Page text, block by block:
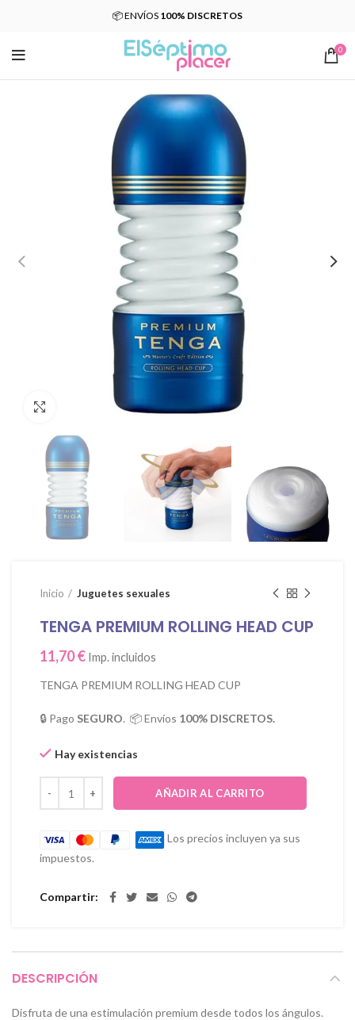
📦 ENVÍOS 100% DISCRETOS
0
Click para agrandar
Inicio Juguetes sexuales
TENGA PREMIUM ROLLING HEAD CUP
11,70€ Imp. incluidos
TENGA PREMIUM ROLLING HEAD CUP
🔒 Pago SEGURO. 📦 Envíos 100% DISCRETOS.
Hay existencias
AÑADIR AL CARRITO
Los precios incluyen ya sus
impuestos.
Compartir
DESCRIPCIÓN
Disfruta de una estimulación premium desde todos los ángulos.